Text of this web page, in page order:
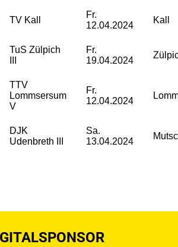
TV Kall
Fr.
12.04.2024
Kall
TuS Zülpich
Fr.
19.04.2024
TTV
Lommsersum
V
Fr.
12.04.2024
DJK
Udenbreth III
Sa.
13.04.2024